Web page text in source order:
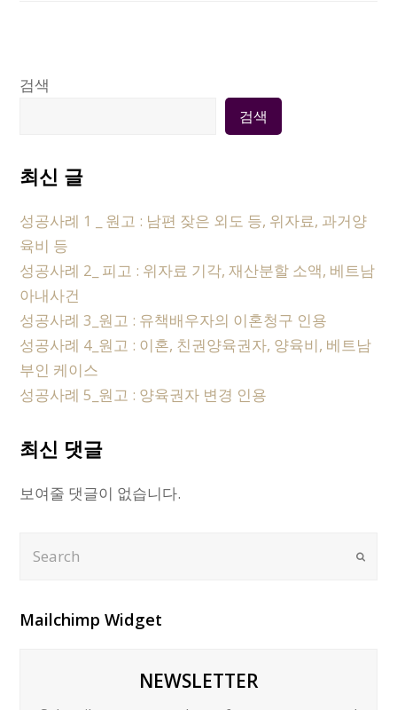
검색
검색
최신 글
성공사례 1 _ 원고 : 남편 잦은 외도 등, 위자료, 과거양
육비 등
성공사례 2_ 피고 : 위자료 기각, 재산분할 소액, 베트남
아내사건
성공사례 3_원고 : 유책배우자의 이혼청구 인용
성공사례 4_원고 : 이혼, 친권양육권자, 양육비, 베트남
부인 케이스
성공사례 5_원고 : 양육권자 변경 인용
최신 댓글
보여줄 댓글이 없습니다.
Submit
Mailchimp Widget
NEWSLETTER